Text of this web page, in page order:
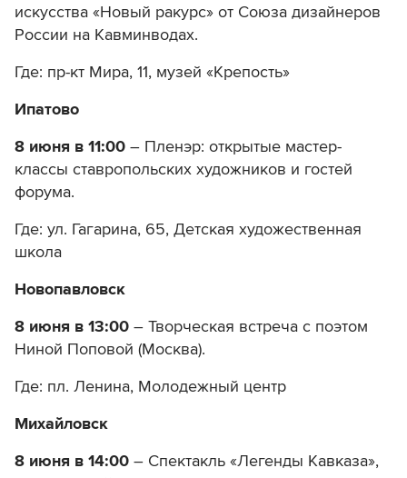
искусства «Новый ракурс» от Союза дизайнеров
России на Кавминводах.
Где: пр-кт Мира, 11, музей «Крепость»
Ипатово
8 июня в 11:00 – Пленэр: открытые мастер-
классы ставропольских художников и гостей
форума.
Где: ул. Гагарина, 65, Детская художественная
школа
Новопавловск
8 июня в 13:00 – Творческая встреча с поэтом
Ниной Поповой (Москва).
Где: пл. Ленина, Молодежный центр
Михайловск
8 июня в 14:00 – Спектакль «Легенды Кавказа»,